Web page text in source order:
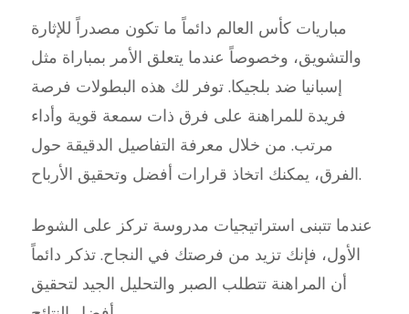
مباريات كأس العالم دائماً ما تكون مصدراً للإثارة
والتشويق، وخصوصاً عندما يتعلق الأمر بمباراة مثل
إسبانيا ضد بلجيكا. توفر لك هذه البطولات فرصة
فريدة للمراهنة على فرق ذات سمعة قوية وأداء
مرتب. من خلال معرفة التفاصيل الدقيقة حول
الفرق، يمكنك اتخاذ قرارات أفضل وتحقيق الأرباح.
عندما تتبنى استراتيجيات مدروسة تركز على الشوط
الأول، فإنك تزيد من فرصتك في النجاح. تذكر دائماً
أن المراهنة تتطلب الصبر والتحليل الجيد لتحقيق